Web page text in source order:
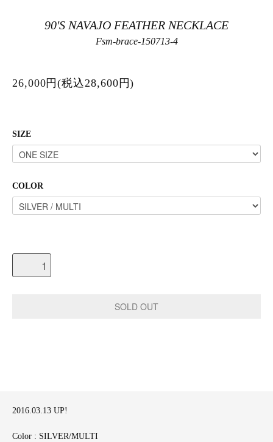
90'S NAVAJO FEATHER NECKLACE
Fsm-brace-150713-4
26,000円(税込28,600円)
SIZE
COLOR
2016.03.13 UP!
Color : SILVER/MULTI